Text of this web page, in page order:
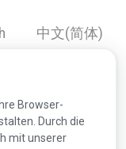
Browser-
Durch die
mit unserer
中文(简体)